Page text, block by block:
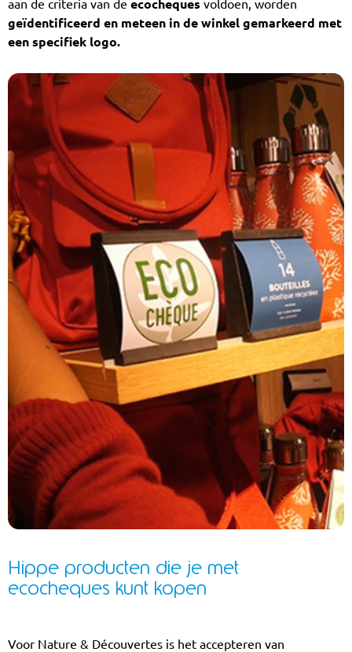
aan de criteria van de ecocheques voldoen, worden
geïdentificeerd en meteen in de winkel gemarkeerd met
een specifiek logo.
Hippe producten die je met
ecocheques kunt kopen
Voor Nature & Découvertes is het accepteren van